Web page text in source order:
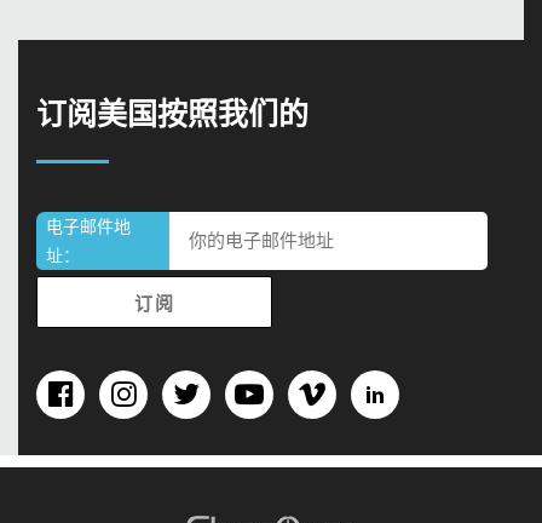
订阅美国按照我们的
电子邮件地
址：